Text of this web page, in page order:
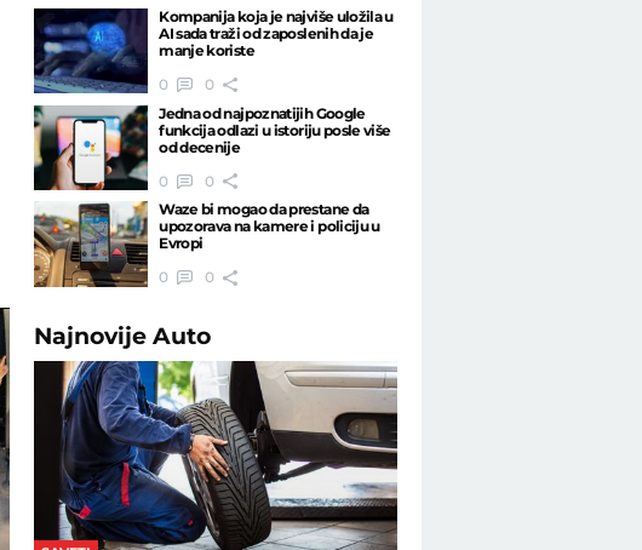
Kompanija koja je najviše uložila u
AI sada traži od zaposlenih da je
manje koriste
0
0
Jedna od najpoznatijih Google
funkcija odlazi u istoriju posle više
od decenije
0
0
Waze bi mogao da prestane da
upozorava na kamere i policiju u
Evropi
0
0
NajnovijeAuto